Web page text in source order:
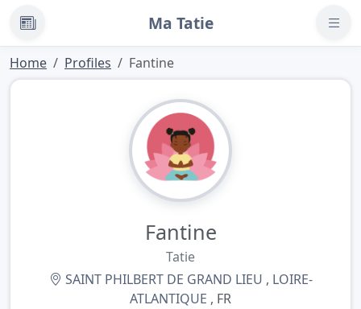
News Ma Tatie
Home Profiles Fantine
Fantine
Tatie
SAINT PHILBERT DE GRAND LIEU , LOIRE-
ATLANTIQUE , FR